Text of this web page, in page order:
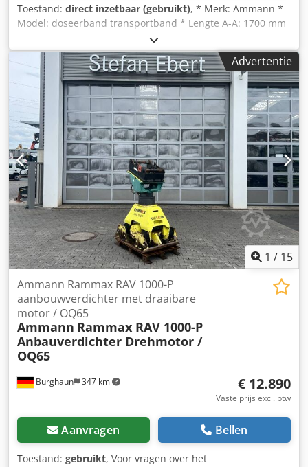
Toestand: direct inzetbaar (gebruikt), * Merk: Ammann *
Model: doseerband transportband * Lengte A-A: 1700 mm
* Bandbreedte: 650 mm * Aandrijving: 1,5 kW tandwielkast
Dcodoywm I Nepfx Ah Rok * Op voorraad: 6 stuks.
Advertentie
1 / 15
Burghaun 347 km
Ammann Rammax RAV 1000-P
aanbouwverdichter met draaibare
motor / OQ65
Ammann Rammax RAV 1000-P
Anbauverdichter Drehmotor /
OQ65
€ 12.890
Vaste prijs excl. btw
Aanvragen Bellen
Toestand: gebruikt, Voor vragen over het